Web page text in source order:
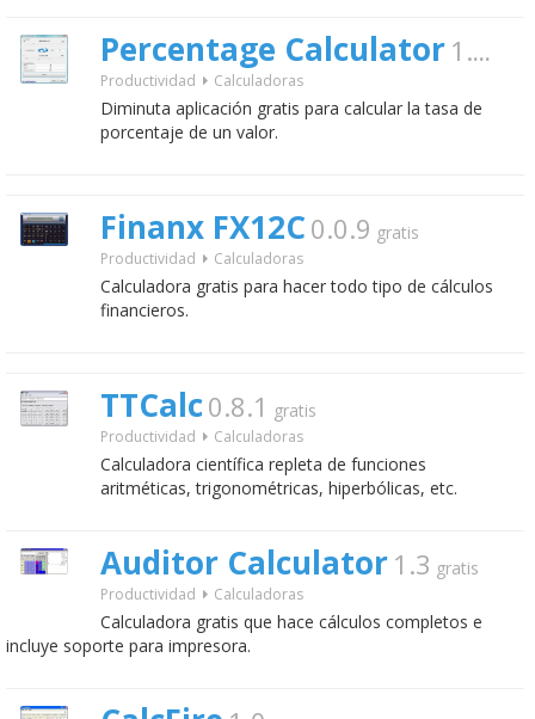
Percentage Calculator 1.0
Productividad Calculadoras
Diminuta aplicación gratis para calcular la tasa de
porcentaje de un valor.
Finanx FX12C 0.0.9 gratis
Productividad Calculadoras
Calculadora gratis para hacer todo tipo de cálculos
financieros.
TTCalc0.8.1 gratis
Productividad Calculadoras
Calculadora científica repleta de funciones
aritméticas, trigonométricas, hiperbólicas, etc.
Auditor Calculator 1.3 gratis
Productividad Calculadoras
Calculadora gratis que hace cálculos completos e
incluye soporte para impresora.